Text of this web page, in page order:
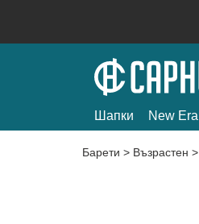
Шапки New Era
Барети > Възрастен >